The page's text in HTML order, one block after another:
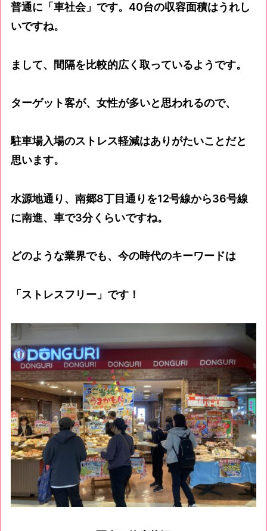
普通に「車社会」です。40台の収容面積はうれし
いですね。
まして、間隔を比較的広く取っているようです。
ターゲット客が、女性が多いと思われるので、
駐車場入場のストレス軽減はありがたいことだと
思います。
水源地通り、南郷8丁目通りを12号線から36号線
に南進、車で3分くらいですね。
どのような業界でも、今の時代のキーワードは
「ストレスフリー」です！